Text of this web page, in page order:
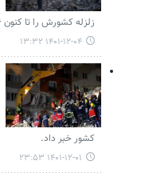
زلزله کشورش را تا کنون ۴۳۵۵۶ نفر اعلام کرد.
۱۴۰۱-۱۲-۰۴ ۱۳:۳۲
کشور خبر داد.
۱۴۰۱-۱۲-۰۱ ۲۳:۵۳